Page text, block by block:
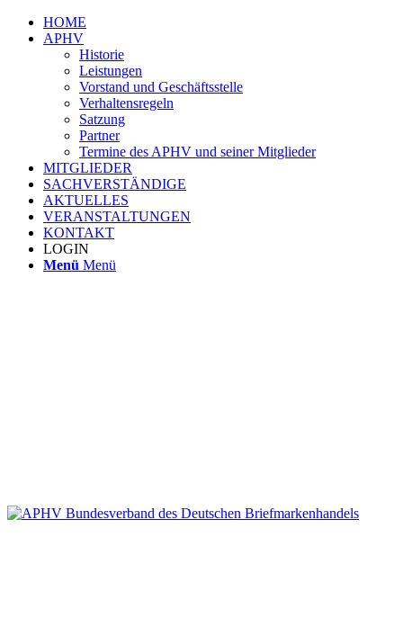
HOME
APHV
Historie
Leistungen
Vorstand und Geschäftsstelle
Verhaltensregeln
Satzung
Partner
Termine des APHV und seiner Mitglieder
MITGLIEDER
SACHVERSTÄNDIGE
AKTUELLES
VERANSTALTUNGEN
KONTAKT
LOGIN
Menü Menü